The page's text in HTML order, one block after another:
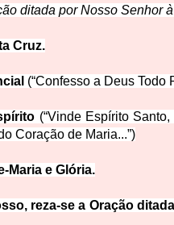
ditada por Nosso Senhor
Cruz.
(“Confesso a Deus Todo
(“Vinde Espírito
Coração de Maria...”)
Maria e Glória.
reza-se a Oração